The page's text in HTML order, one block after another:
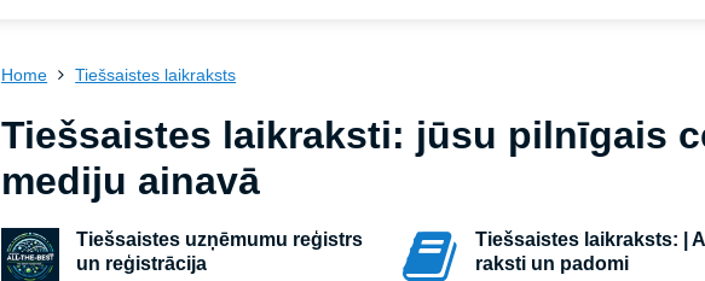
Home Tiešsaistes laikraksts
Tiešsaistes laikraksti: jūsu pilnīgais
mediju ainavā
Tiešsaistes uzņēmumu reģistrs
un reģistrācija
Tiešsaistes laikraksts: |
raksti un padomi